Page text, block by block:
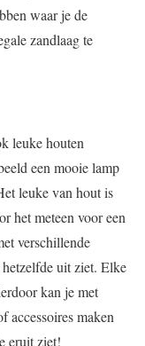
waar je de
zandlaag te
leuke houten
een mooie lamp
leuke van hout is
het meteen voor een
verschillende
uit ziet. Elke
kan je met
accessoires maken
eruit ziet!